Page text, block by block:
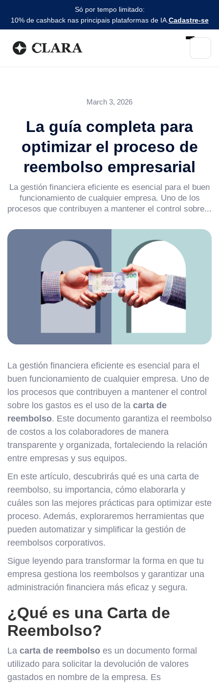
Só por tempo limitado:
10% de cashback nas principais plataformas de IA. Cadastre-se
March 3, 2026
La guía completa para
optimizar el proceso de
reembolso empresarial
La gestión financiera eficiente es esencial para el buen
funcionamiento de cualquier empresa. Uno de los
procesos que contribuyen a mantener el control sobre...
La gestión financiera eficiente es esencial para el
buen funcionamiento de cualquier empresa. Uno de
los procesos que contribuyen a mantener el control
sobre los gastos es el uso de la carta de
reembolso. Este documento garantiza el reembolso
de costos a los colaboradores de manera
transparente y organizada, fortaleciendo la relación
entre empresas y sus equipos.
En este artículo, descubrirás qué es una carta de
reembolso, su importancia, cómo elaborarla y
cuáles son las mejores prácticas para optimizar este
proceso. Además, exploraremos herramientas que
pueden automatizar y simplificar la gestión de
reembolsos corporativos.
Sigue leyendo para transformar la forma en que tu
empresa gestiona los reembolsos y garantizar una
administración financiera más eficaz y segura.
¿Qué es una Carta de
Reembolso?
La carta de reembolso es un documento formal
utilizado para solicitar la devolución de valores
gastados en nombre de la empresa. Es